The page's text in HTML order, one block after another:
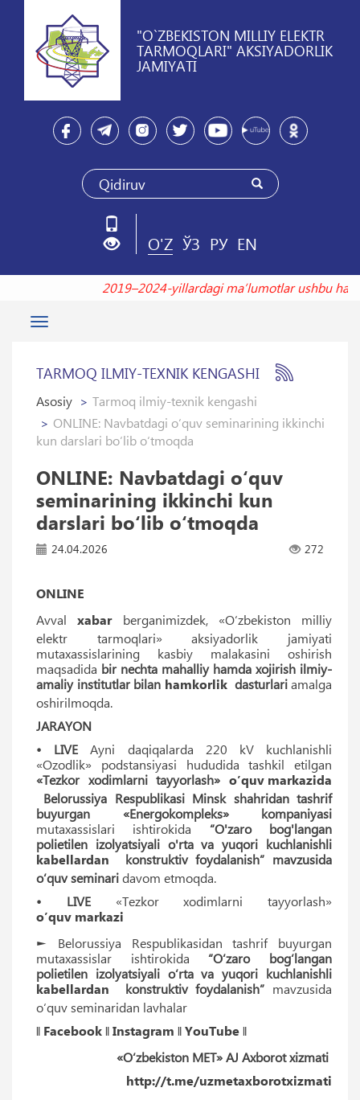
"O`ZBEKISTON MILLIY ELEKTR
TARMOQLARI" AKSIYADORLIK
JAMIYATI
O'Z ЎЗ РУ EN
2019–2024-yillardagi maʼlumotlar ushbu
Toggle
TARMOQ ILMIY-TEXNIK KENGASHI
Asosiy
Tarmoq ilmiy-texnik kengashi
ONLINE: Navbatdagi o‘quv seminarining ikkinchi
kun darslari bo‘lib o‘tmoqda
ONLINE: Navbatdagi o‘quv
seminarining ikkinchi kun
darslari bo‘lib o‘tmoqda
24.04.2026 272
ONLINE
Avvalxabarberganimizdek, «O‘zbekiston milliy
elektr tarmoqlari» aksiyadorlik jamiyati
mutaxassislarining kasbiy malakasini oshirish
maqsadida bir nechta mahalliy hamda xojirish ilmiy-
amaliy institutlar bilan hamkorlik dasturlariamalga
oshirilmoqda.
JARAYON
• LIVE Ayni daqiqalarda 220 kV kuchlanishli
«Ozodlik» podstansiyasi hududida tashkil etilgan
«Tezkor xodimlarni tayyorlash» o’quv markazida
Belorussiya Respublikasi Minsk shahridan tashrif
buyurgan «Energokompleks» kompaniyasi
mutaxassislari ishtirokida “O'zaro bog'langan
polietilen izolyatsiyali o'rta va yuqori kuchlanishli
kabellardan
konstruktiv foydalanish” mavzusida
o‘quv seminaridavom etmoqda.
• LIVE «Tezkor xodimlarni tayyorlash»
o’quv markazi
► Belorussiya Respublikasidan tashrif buyurgan
mutaxassislar ishtirokida“O‘zaro bog‘langan
polietilen izolyatsiyali o‘rta va yuqori kuchlanishli
kabellardan
konstruktiv foydalanish” mavzusida
o‘quv seminaridan lavhalar
‖ Facebook‖Instagram ‖YouTube‖
«O‘zbekiston MET» AJ Axborot xizmati
http://t.me/uzmetaxborotxizmati